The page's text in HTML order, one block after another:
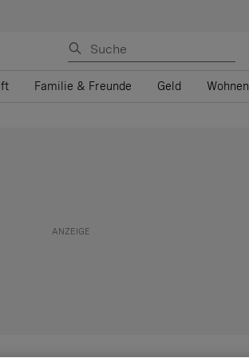
Familie & Freunde Geld Wohnen